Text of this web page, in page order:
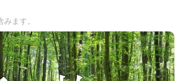
ます。